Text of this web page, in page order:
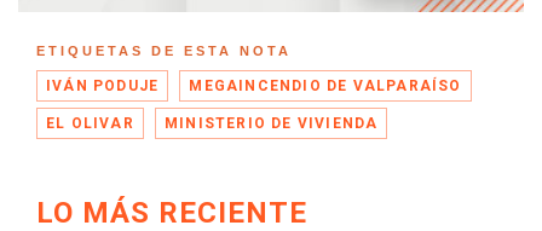
ETIQUETAS DE ESTA NOTA
IVÁN PODUJE MEGAINCENDIO DE VALPARAÍSO
EL OLIVAR MINISTERIO DE VIVIENDA
LO MÁS RECIENTE